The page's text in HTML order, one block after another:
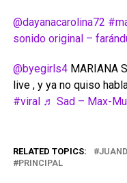
@dayanacarolina72
sonido original –
@byegirls4MARIANA
live , y ya no quiso
#viral ♬ Sad – Max-
RELATED TOPICS:
PRINCIPAL